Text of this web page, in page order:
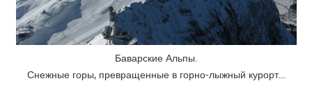
Баварские Альпы.
Снежные горы, превращенные в горно-лыжный курорт…